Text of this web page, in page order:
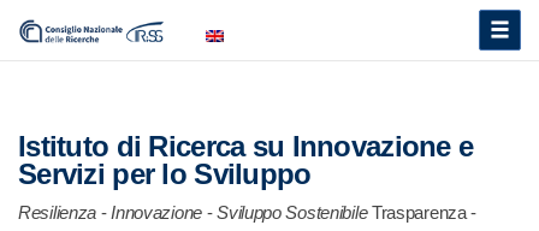
Toggle
Istituto di Ricerca su Innovazione e
Servizi per lo Sviluppo
Resilienza -Innovazione-Sviluppo Sostenibile Trasparenza -